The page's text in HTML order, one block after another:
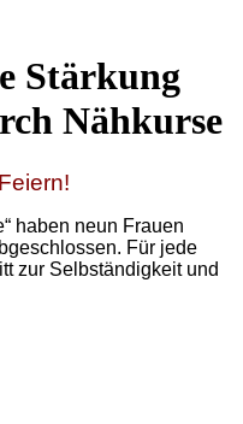
Stärkung
Nähkurse
haben neun Frauen
Für jede
zur Selbständigkeit und